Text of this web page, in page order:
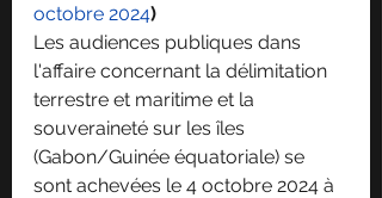
octobre 2024)
Les audiences publiques dans
l'affaire concernant la délimitation
terrestre et maritime et la
souveraineté sur les îles
(Gabon/Guinée équatoriale) se
sont achevées le 4 octobre 2024 à